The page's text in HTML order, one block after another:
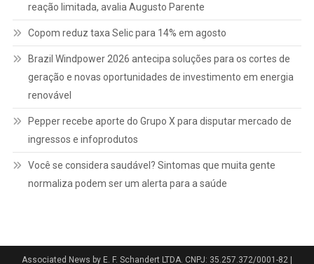
reação limitada, avalia Augusto Parente
Copom reduz taxa Selic para 14% em agosto
Brazil Windpower 2026 antecipa soluções para os cortes de
geração e novas oportunidades de investimento em energia
renovável
Pepper recebe aporte do Grupo X para disputar mercado de
ingressos e infoprodutos
Você se considera saudável? Sintomas que muita gente
normaliza podem ser um alerta para a saúde
Associated News by E. F. Schandert LTDA. CNPJ: 35.257.372/0001-82 |